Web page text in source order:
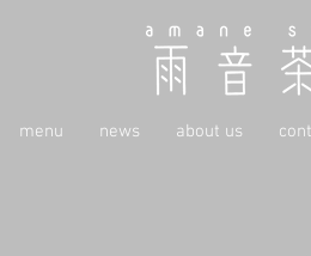
menu news about us